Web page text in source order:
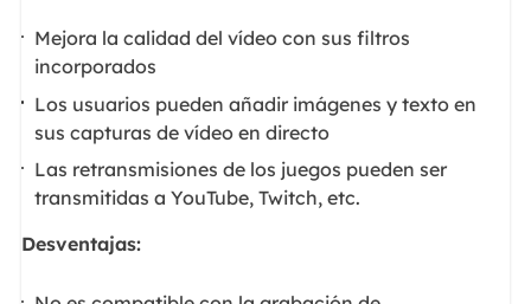
Mejora la calidad del vídeo con sus filtros
incorporados
Los usuarios pueden añadir imágenes y texto en
sus capturas de vídeo en directo
Las retransmisiones de los juegos pueden ser
transmitidas a YouTube, Twitch, etc.
Desventajas: